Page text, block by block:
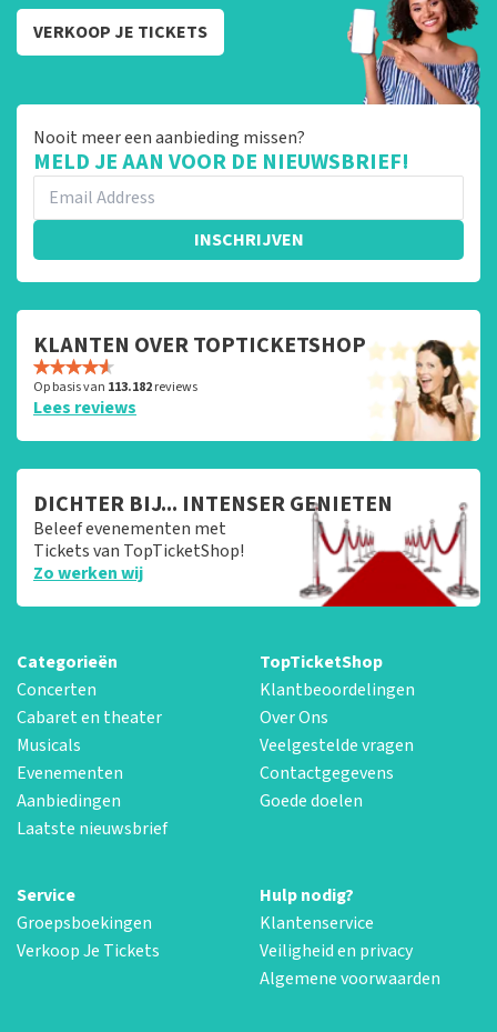
VERKOOP JE TICKETS
Nooit meer een aanbieding missen?
MELD JE AAN VOOR DE NIEUWSBRIEF!
INSCHRIJVEN
KLANTEN OVER TOPTICKETSHOP
Op basis van 113.182reviews
Lees reviews
DICHTER BIJ... INTENSER GENIETEN
Beleef evenementen met
Tickets van TopTicketShop!
Zo werken wij
Categorieën
Concerten
Cabaret en theater
Musicals
Evenementen
Aanbiedingen
Laatste nieuwsbrief
TopTicketShop
Klantbeoordelingen
Over Ons
Veelgestelde vragen
Contactgegevens
Goede doelen
Service
Groepsboekingen
Verkoop Je Tickets
Hulp nodig?
Klantenservice
Veiligheid en privacy
Algemene voorwaarden